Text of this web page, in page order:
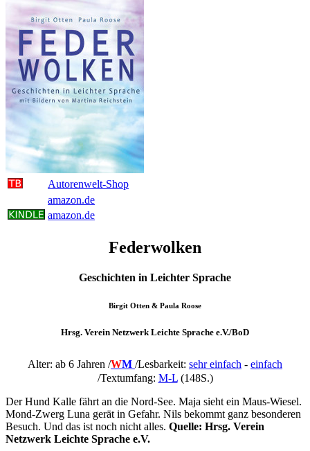
Autorenwelt-Shop
amazon.de
amazon.de
Federwolken
Geschichten in Leichter Sprache
Birgit Otten & Paula Roose
Hrsg. Verein Netzwerk Leichte Sprache e.V./BoD
Alter: ab 6 Jahren /WM /Lesbarkeit: sehr einfach - einfach
/Textumfang: M-L(148S.)
Der Hund Kalle fährt an die Nord-See. Maja sieht ein Maus-Wiesel.
Mond-Zwerg Luna gerät in Gefahr. Nils bekommt ganz besonderen
Besuch. Und das ist noch nicht alles. Quelle: Hrsg. Verein
Netzwerk Leichte Sprache e.V.